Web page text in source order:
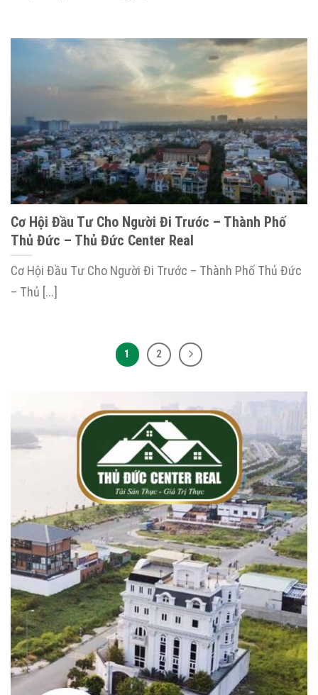
Cơ Hội Đầu Tư Cho Người Đi Trước – Thành Phố
Thủ Đức – Thủ Đức Center Real
Cơ Hội Đầu Tư Cho Người Đi Trước – Thành Phố Thủ Đức
– Thủ [...]
1 2